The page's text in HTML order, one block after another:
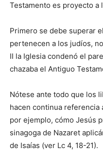
Testamento es proyecto a
Primero se debe superar
pertenecen a los judíos,
II la Iglesia condenó el
chazaba el Antiguo
Nótese ante todo que los
hacen conti­nua referencia
por ejemplo, cómo Jesús
sinagoga de Nazaret
de Isaías (ver Lc 4, 18-21).